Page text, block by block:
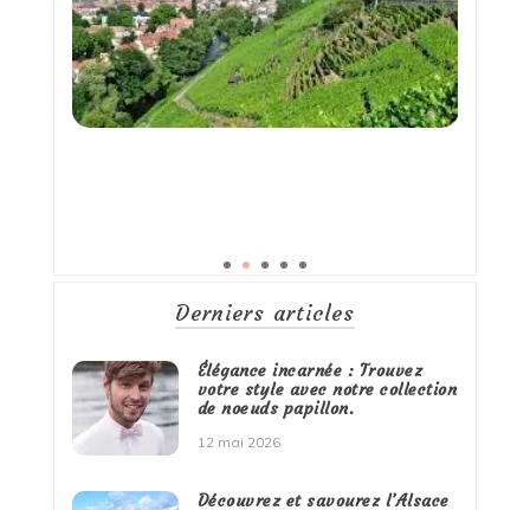
Derniers articles
Élégance incarnée : Trouvez
votre style avec notre collection
de noeuds papillon.
12 mai 2026
Découvrez et savourez l’Alsace